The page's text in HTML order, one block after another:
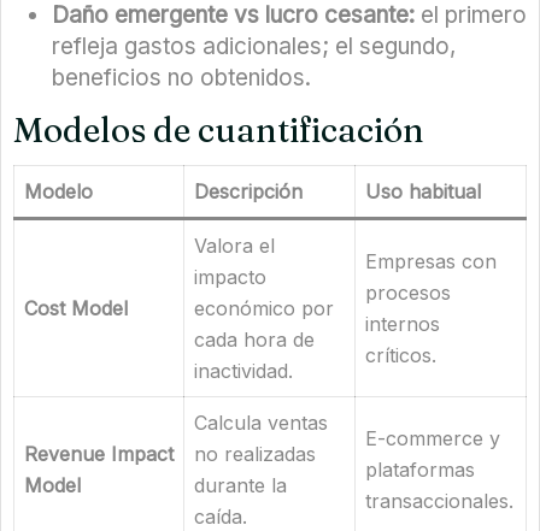
Daño emergente vs lucro cesante: el primero
refleja gastos adicionales; el segundo,
beneficios no obtenidos.
Modelos de cuantificación
Modelo Descripción Uso habitual
Cost Model
Valora el
impacto
económico por
cada hora de
inactividad.
Empresas con
procesos
internos
críticos.
Revenue Impact
Model
Calcula ventas
no realizadas
durante la
caída.
E-commerce y
plataformas
transaccionales.